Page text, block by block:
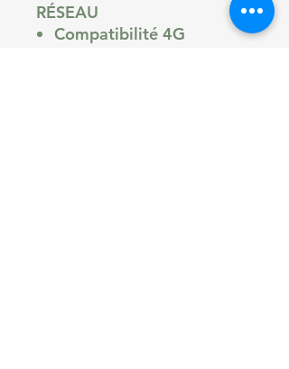
RÉSEAU
Compatibilité 4G